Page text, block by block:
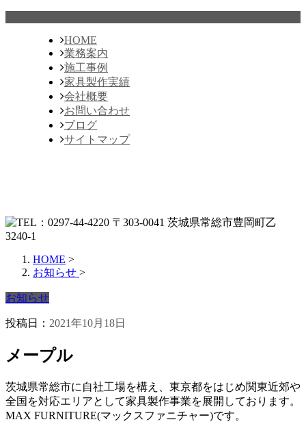
HOME
業務案内
施工事例
家具製作実績
会社概要
お問い合わせ
ブログ
サイトマップ
HOME >
お知らせ >
お知らせ
投稿日： 2021年10月18日
メープル
茨城県常総市に自社工場を構え、東京都をはじめ関東近郊や
全国を対応エリアとして家具製作事業を展開しております。
MAX FURNITURE(マックスファニチャー)です。